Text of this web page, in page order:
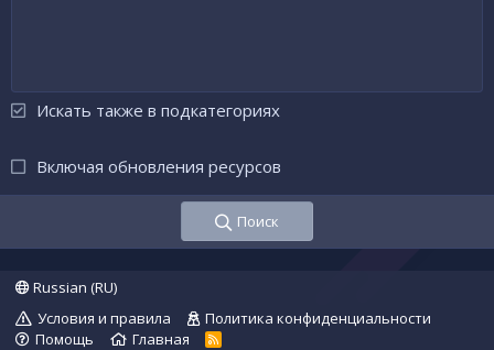
Искать также в подкатегориях
Включая обновления ресурсов
Поиск
Russian (RU)
Условия и правила
Политика конфиденциальности
Помощь
Главная
R